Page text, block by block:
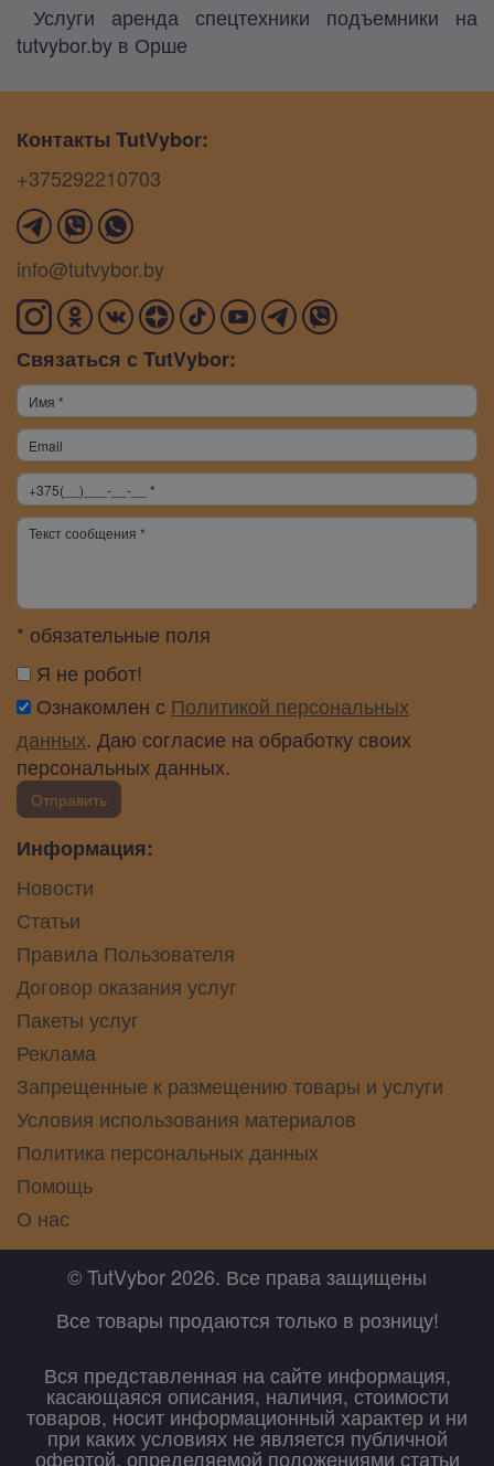
Услуги аренда спецтехники подъемники на
tutvybor.by в Орше
Контакты TutVybor:
+375292210703
info@tutvybor.by
Связаться с TutVybor:
* обязательные поля
Я не робот!
Ознакомлен с Политикой персональных
данных. Даю согласие на обработку своих
персональных данных.
Отправить
Информация:
Новости
Статьи
Правила Пользователя
Договор оказания услуг
Пакеты услуг
Реклама
Запрещенные к размещению товары и услуги
Условия использования материалов
Политика персональных данных
Помощь
О нас
© TutVybor 2026. Все права защищены
Все товары продаются только в розницу!
Вся представленная на сайте информация,
касающаяся описания, наличия, стоимости
товаров, носит информационный характер и ни
при каких условиях не является публичной
офертой, определяемой положениями статьи